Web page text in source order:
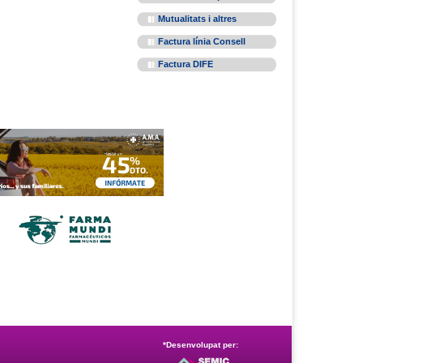
Mutualitats i altres
Factura línia Consell
Factura DIFE
*Desenvolupat per: